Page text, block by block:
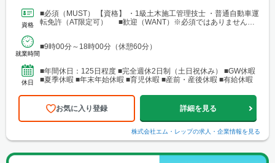
「橋本駅」よりバス25分
資格
■必須（MUST） 【資格】 ・1級土木施工管理技士 ・普通自動車運
転免許（AT限定可） ■歓迎（WANT）※必須ではありません
就業時間
■9時00分～18時00分（休憩60分）
休日
■年間休日：125日程度 ■完全週休2日制（土日祝休み） ■GW休暇
■夏季休暇 ■年末年始休暇 ■育児休暇 ■産前・産後休暇 ■有給休暇
お気に入り登録 詳細を見る
株式会社エム・レップの求人・企業情報を見る